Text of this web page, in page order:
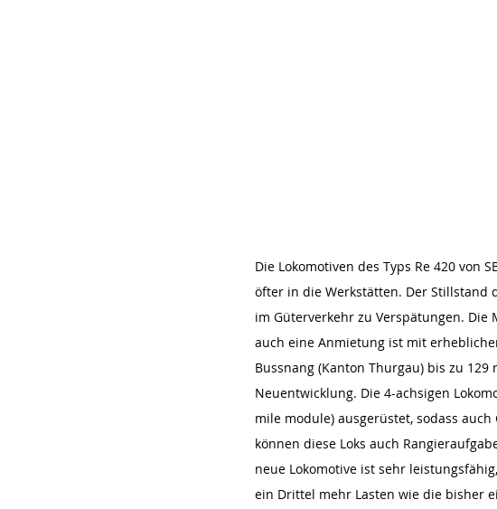
Die Lokomotiven des Typs Re 420 von
öfter in die Werkstätten. Der Stillstand
im Güterverkehr zu Verspätungen. Die
auch eine Anmietung ist mit
Bussnang (Kanton Thurgau) bis zu
Neuentwicklung. Die 4-achsigen
mile module) ausgerüstet, sodass
können diese Loks auch
neue Lokomotive ist sehr
ein Drittel mehr Lasten wie die bisher